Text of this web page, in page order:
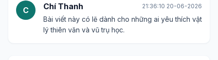
C Chí Thanh 21:36:10 20-06-2026
Bài viết này có lẽ dành cho những ai yêu thích vật
lý thiên văn và vũ trụ học.